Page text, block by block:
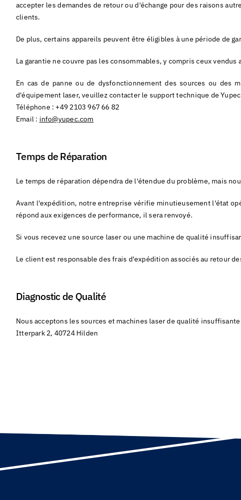
accepter les demandes de retour ou d'échange pour des raisons
clients.
De plus, certains appareils peuvent être éligibles à une période de
La garantie ne couvre pas les consommables, y compris ceux
En cas de panne ou de dysfonctionnement des sources ou des
d'équipement laser, veuillez contacter le support technique de
Téléphone : +49 2103 967 66 82
Email : info@yupec.com
Temps de Réparation
Le temps de réparation dépendra de l'étendue du problème, mais
Avant l'expédition, notre entreprise vérifie minutieusement l'état
répond aux exigences de performance, il sera renvoyé.
Si vous recevez une source laser ou une machine de qualité
Le client est responsable des frais d'expédition associés au retour
Diagnostic de Qualité
Nous acceptons les sources et machines laser de qualité
Itterpark 2, 40724 Hilden